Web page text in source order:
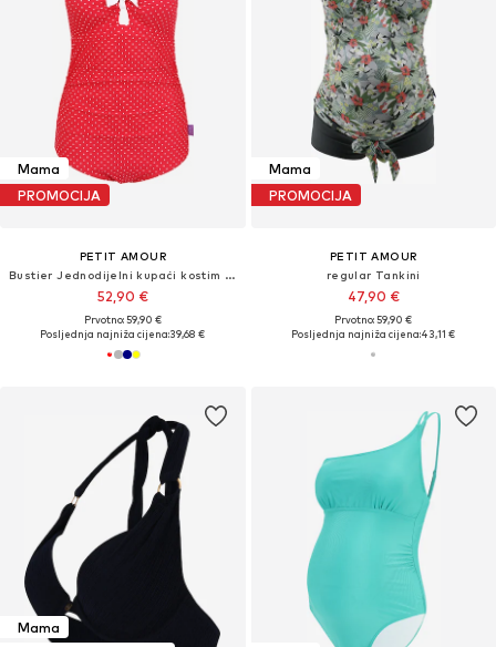
Mama
PROMOCIJA
PETIT AMOUR
Bustier Jednodijelni kupaći kostim 'ANTONIE'
52,90 €
Prvotno: 59,90 €
Posljednja najniža cijena:39,68 €
Mama
PROMOCIJA
PETIT AMOUR
regular Tankini
47,90 €
Prvotno: 59,90 €
Posljednja najniža cijena:43,11 €
Mama